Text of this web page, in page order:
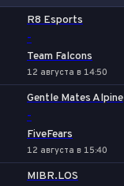
R8 Esports
-
Team Falcons
12 августа в 14:50
Gentle Mates Alpine
-
FiveFears
12 августа в 15:40
MIBR.LOS